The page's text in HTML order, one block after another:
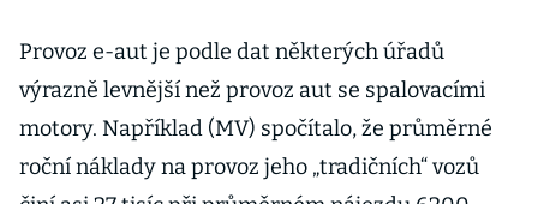
miliardář Kvido
Štěpánek
Provoz e-aut je podle dat některých úřadů
výrazně levnější než provoz aut se spalovacími
motory. Například (MV) spočítalo, že průměrné
roční náklady na provoz jeho „tradičních“ vozů